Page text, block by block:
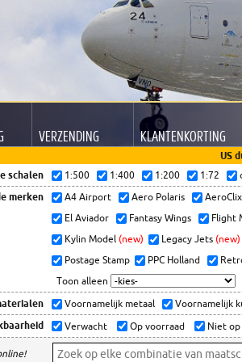
VERZENDING KLANTENKORTING
US
schalen
1:500 1:400 1:200 1:72
merken A4 Airport Aero Polaris
El Aviador
Fantasy Wings
Flight
Kylin Model (new) Legacy Jets (new)
Postage Stamp
PPC Holland
Toon alleen
Voornamelijk metaal Voornamelijk
Verwacht Op voorraad Niet